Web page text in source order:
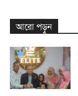
আরো পড়ুন